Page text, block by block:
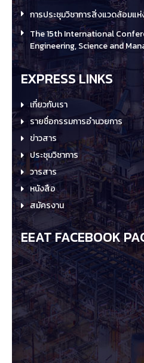
การประชุมวิชาการสิ่งแวดล้อมแ
The 15th International
Engineering, Science and
EXPRESS LINKS
เกี่ยวกับเรา
รายชื่อกรรมการอำนวยการ
ข่าวสาร
ประชุมวิชาการ
วารสาร
หนังสือ
สมัครงาน
EEAT FACEBOOK